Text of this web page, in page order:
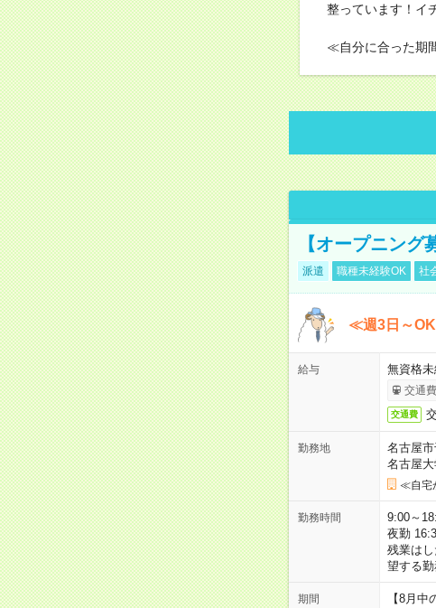
整っています！イ
≪自分に合った期
【オープニン
派遣 職種未経験OK 社
≪週3日～
給与 無資格
交通
交通費
勤務地
名古屋
名古屋大
≪自宅
勤務時間
9:00～
夜勤
残業は
望する
期間 【8月